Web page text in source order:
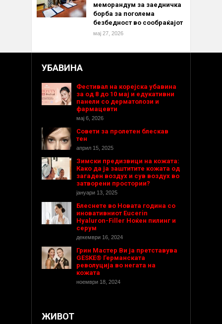
меморандум за заедничка
борба за поголема
безбедност во сообраќајот
мај 27, 2026
УБАВИНА
Фестивал на корејска убавина
за од 8 до 10 мај и едукативни
панели со дерматолози и
фармацевти
мај 6, 2026
Совети за пролетен блескав
тен
април 15, 2025
Зимски предизвици на кожата:
Како да ја заштитите кожата од
загаден воздух и сув воздух во
затворени простории?
јануари 13, 2025
Блеснете во Новата година со
иновативниот Eucerin
Hyaluron-Filler Ноќен пилинг и
серум
декември 16, 2024
Грин Мастер Ви ја претставува
GESKE® Германската
револуција во негата на
кожата
ноември 18, 2024
ЖИВОТ